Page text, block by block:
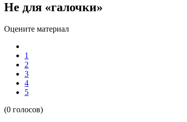
Не для «галочки»
Оцените материал
1
2
3
4
5
(0 голосов)